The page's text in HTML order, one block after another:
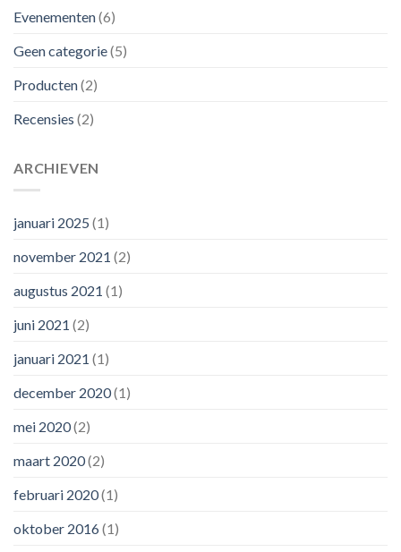
Evenementen(6)
Geen categorie(5)
Producten(2)
Recensies (2)
ARCHIEVEN
januari 2025 (1)
november 2021 (2)
augustus 2021 (1)
juni 2021 (2)
januari 2021 (1)
december 2020(1)
mei 2020(2)
maart 2020(2)
februari 2020(1)
oktober 2016(1)